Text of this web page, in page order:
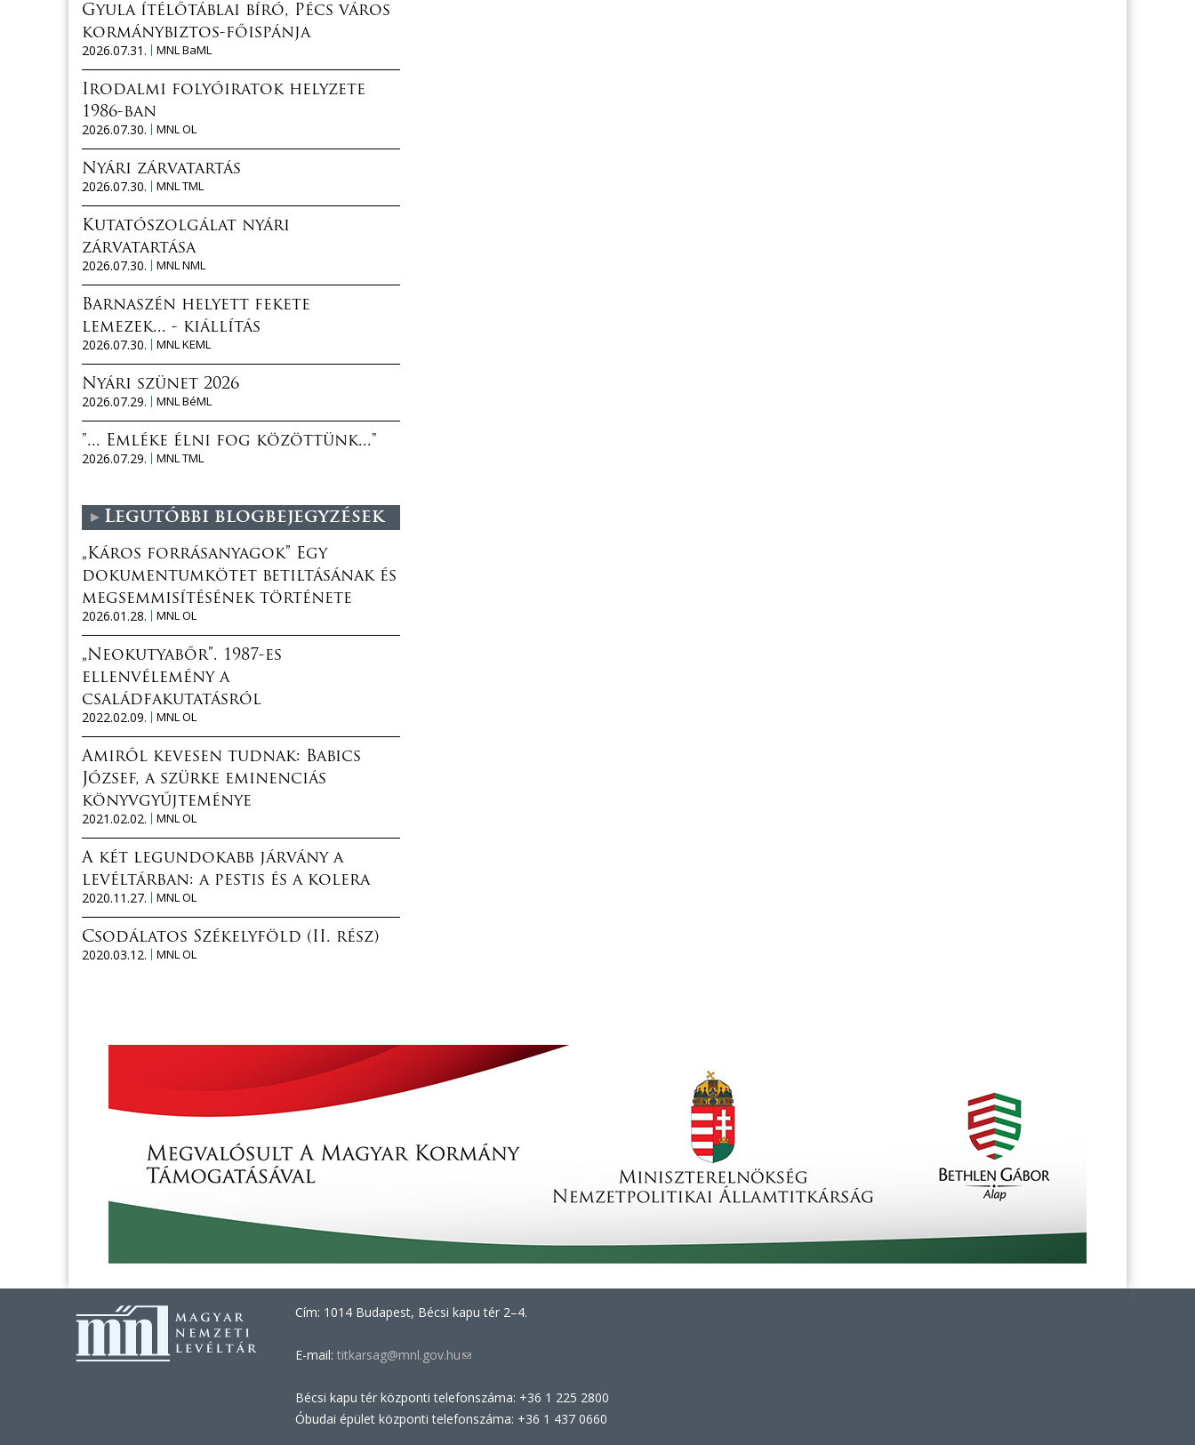
Gyula ítélőtáblai bíró, Pécs város
kormánybiztos-főispánja
2026.07.31.
MNL BaML
Irodalmi folyóiratok helyzete
1986-ban
2026.07.30.
MNL OL
Nyári zárvatartás
2026.07.30.
MNL TML
Kutatószolgálat nyári
zárvatartása
2026.07.30.
MNL NML
Barnaszén helyett fekete
lemezek... - kiállítás
2026.07.30.
MNL KEML
Nyári szünet 2026
2026.07.29.
MNL BéML
"... Emléke élni fog közöttünk..."
2026.07.29.
MNL TML
Legutóbbi blogbejegyzések
„Káros forrásanyagok” Egy
dokumentumkötet betiltásának és
megsemmisítésének története
2026.01.28.
MNL OL
„Neokutyabőr”. 1987-es
ellenvélemény a
családfakutatásról
2022.02.09.
MNL OL
Amiről kevesen tudnak: Babics
József, a szürke eminenciás
könyvgyűjteménye
2021.02.02.
MNL OL
A két legundokabb járvány a
levéltárban: a pestis és a kolera
2020.11.27.
MNL OL
Csodálatos Székelyföld (II. rész)
2020.03.12.
MNL OL
Cím: 1014 Budapest, Bécsi kapu tér 2–4.
E-mail: titkarsag@mnl.gov.hu(link
e-
mail)
Bécsi kapu tér központi telefonszáma: +36 1 225 2800
Óbudai épület központi telefonszáma: +36 1 437 0660